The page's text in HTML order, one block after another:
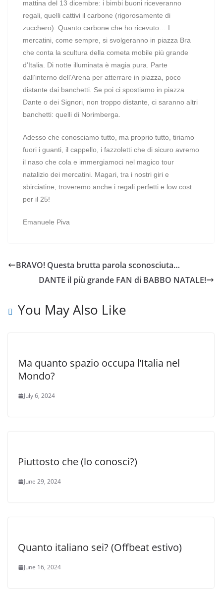
mattina del 13 dicembre: i bimbi buoni riceveranno
regali, quelli cattivi il carbone (rigorosamente di
zucchero). Quanto carbone che ho ricevuto… I
mercatini, come sempre, si svolgeranno in piazza Bra
che conta la scultura della cometa mobile più grande
d’Italia. Di notte illuminata è magia pura. Parte
dall’interno dell’Arena per atterrare in piazza, poco
distante dai banchetti. Se poi ci spostiamo in piazza
Dante o dei Signori, non troppo distante, ci saranno altri
banchetti: quelli di Norimberga.
Adesso che conosciamo tutto, ma proprio tutto, tiriamo
fuori i guanti, il cappello, i fazzoletti che di sicuro avremo
il naso che cola e immergiamoci nel magico tour
natalizio dei mercatini. Magari, tra i nostri giri e
sbirciatine, troveremo anche i regali perfetti e low cost
per il 25!
Emanuele Piva
BRAVO! Questa brutta parola sconosciuta…
DANTE il più grande FAN di BABBO NATALE!
You May Also Like
Ma quanto spazio occupa l’Italia nel
Mondo?
July 6, 2024
Piuttosto che (lo conosci?)
June 29, 2024
Quanto italiano sei? (Offbeat estivo)
June 16, 2024